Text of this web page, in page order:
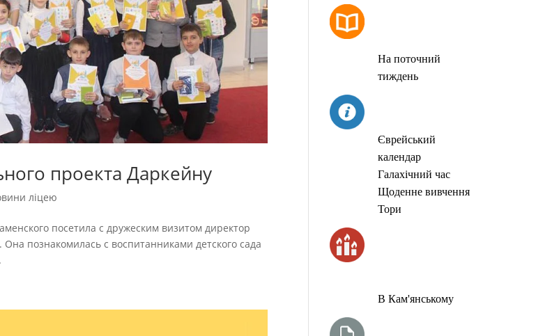
проекта Даркейну
ліцею
посетила с дружеским визитом директор
познакомилась с воспитанниками детского сада
На поточний
тиждень
Єврейський
календар
Галахічний час
Щоденне вивчення
Тори
В Кам'янському